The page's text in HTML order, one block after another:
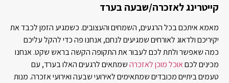
קייטרינג לאזכרה/שבעה בערד
מאמא איתכם בכל הרגעים, השמחים והעצובים. כשמגיע הזמן לכבד את
יקיריכם ולדאוג לאורחים שמגיעים לנחם, אנחנו פה כדי להקל עליכם
כמה שאפשר ולתת לכם לעבור את התקופה הקשה בראש שקט. אנחנו
מכינים לכםאוכל מוכן לאזכרהשמתאים לרגעים האלו בערד, עם
טעמים ביתיים מכובדים שמתאימים לאירועי שבעה ואירועי אזכרה. מנות